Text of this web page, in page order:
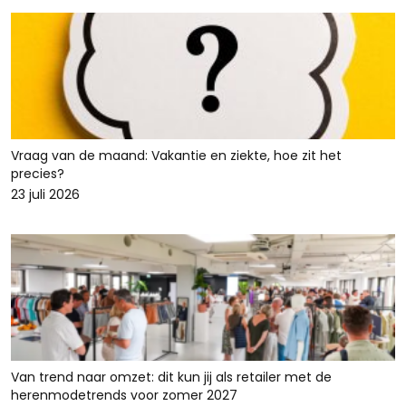
Vraag van de maand: Vakantie en ziekte, hoe zit het
precies?
23 juli 2026
Van trend naar omzet: dit kun jij als retailer met de
herenmodetrends voor zomer 2027